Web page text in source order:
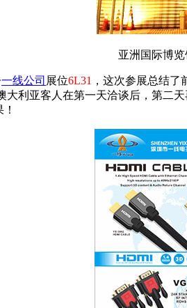
亚洲国际博
一线公司 展位6L31 ，这次参展总结
大利亚客人在第一天洽谈后，第二